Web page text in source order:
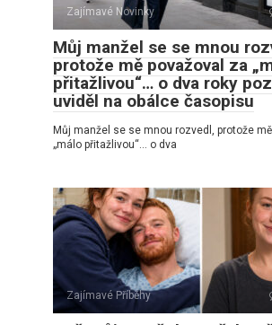
Zajímavé Novinky
Můj manžel se se mnou
protože mě považoval za
přitažlivou“… o dva roky
uviděl na obálce časopisu
Můj manžel se se mnou rozvedl, protože
„málo přitažlivou“… o dva
Zajímavé Příběhy